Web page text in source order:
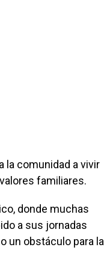
la comunidad a vivir
familiares.
donde muchas
a sus jornadas
un obstáculo para la